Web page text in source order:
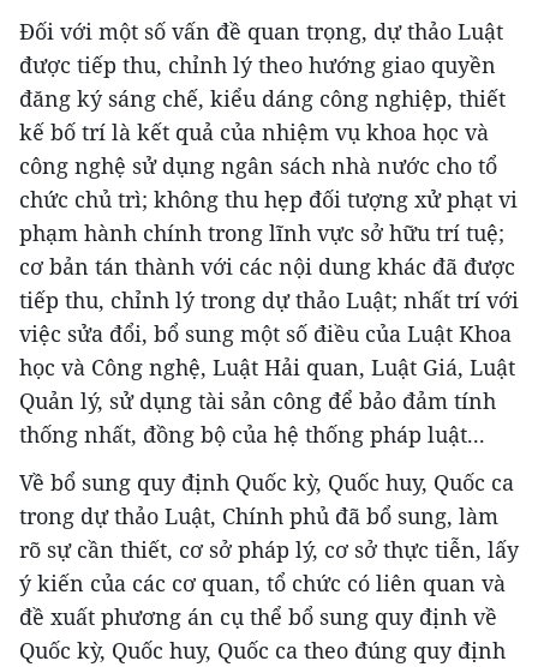
Đối với một số vấn đề quan trọng, dự thảo Luật
được tiếp thu, chỉnh lý theo hướng giao quyền
đăng ký sáng chế, kiểu dáng công nghiệp, thiết
kế bố trí là kết quả của nhiệm vụ khoa học và
công nghệ sử dụng ngân sách nhà nước cho tổ
chức chủ trì; không thu hẹp đối tượng xử phạt vi
phạm hành chính trong lĩnh vực sở hữu trí tuệ;
cơ bản tán thành với các nội dung khác đã được
tiếp thu, chỉnh lý trong dự thảo Luật; nhất trí với
việc sửa đổi, bổ sung một số điều của Luật Khoa
học và Công nghệ, Luật Hải quan, Luật Giá, Luật
Quản lý, sử dụng tài sản công để bảo đảm tính
thống nhất, đồng bộ của hệ thống pháp luật...
Về bổ sung quy định Quốc kỳ, Quốc huy, Quốc ca
trong dự thảo Luật, Chính phủ đã bổ sung, làm
rõ sự cần thiết, cơ sở pháp lý, cơ sở thực tiễn, lấy
ý kiến của các cơ quan, tổ chức có liên quan và
đề xuất phương án cụ thể bổ sung quy định về
Quốc kỳ, Quốc huy, Quốc ca theo đúng quy định